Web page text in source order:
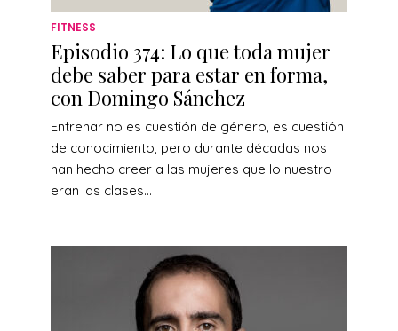
FITNESS
Episodio 374: Lo que toda mujer
debe saber para estar en forma,
con Domingo Sánchez
Entrenar no es cuestión de género, es cuestión
de conocimiento, pero durante décadas nos
han hecho creer a las mujeres que lo nuestro
eran las clases...